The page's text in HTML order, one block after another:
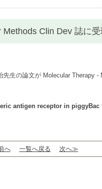
Clin Dev 誌に受
生の論文が Molecular Therapy -
antigen receptor in
へ 一覧へ戻る 次へ≫